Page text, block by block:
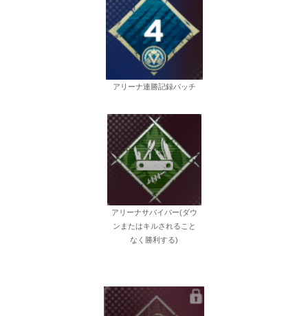
アリーナ連勝記録バッチ
アリーナサバイバー(ダウ
ンまたはキルされること
なく勝利する)